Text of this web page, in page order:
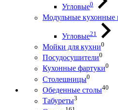
Угловые0
Модульные кухонные
Угловые21
Мойки для кухни0
Посудосушители0
Кухонные фартуки0
Столешницы0
Обеденные столы40
Табуреты3